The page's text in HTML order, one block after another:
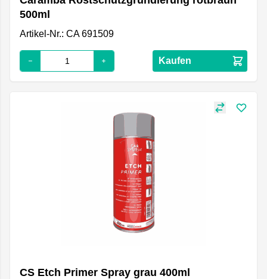
500ml
Artikel-Nr.: CA 691509
Kaufen
CS Etch Primer Spray grau 400ml